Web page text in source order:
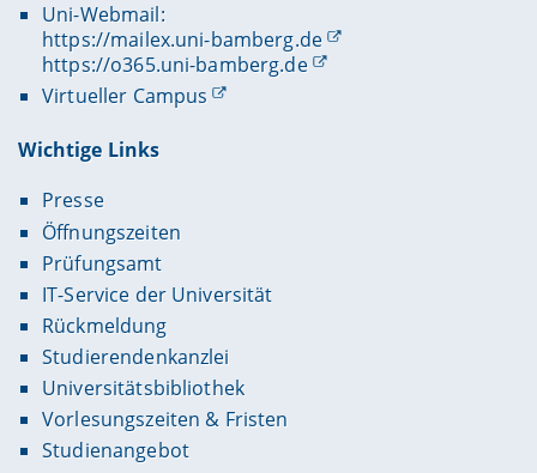
Uni-Webmail:
https://mailex.uni-bamberg.de
https://o365.uni-bamberg.de
Virtueller Campus
Wichtige Links
Presse
Öffnungszeiten
Prüfungsamt
IT-Service der Universität
Rückmeldung
Studierendenkanzlei
Universitätsbibliothek
Vorlesungszeiten & Fristen
Studienangebot